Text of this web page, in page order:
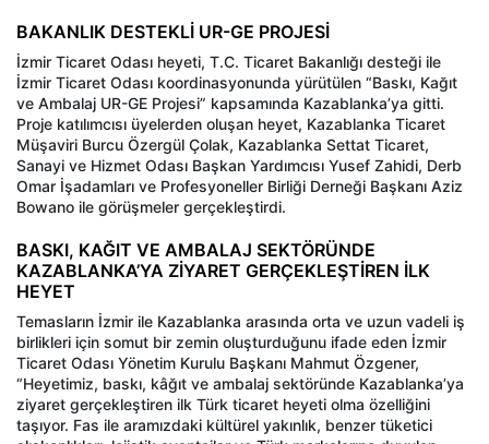
BAKANLIK DESTEKLİ UR-GE PROJESİ
İzmir Ticaret Odası heyeti, T.C. Ticaret Bakanlığı desteği ile
İzmir Ticaret Odası koordinasyonunda yürütülen “Baskı, Kağıt
ve Ambalaj UR-GE Projesi” kapsamında Kazablanka’ya gitti.
Proje katılımcısı üyelerden oluşan heyet, Kazablanka Ticaret
Müşaviri Burcu Özergül Çolak, Kazablanka Settat Ticaret,
Sanayi ve Hizmet Odası Başkan Yardımcısı Yusef Zahidi, Derb
Omar İşadamları ve Profesyoneller Birliği Derneği Başkanı Aziz
Bowano ile görüşmeler gerçekleştirdi.
BASKI, KAĞIT VE AMBALAJ SEKTÖRÜNDE
KAZABLANKA’YA ZİYARET GERÇEKLEŞTİREN İLK
HEYET
Temasların İzmir ile Kazablanka arasında orta ve uzun vadeli iş
birlikleri için somut bir zemin oluşturduğunu ifade eden İzmir
Ticaret Odası Yönetim Kurulu Başkanı Mahmut Özgener,
“Heyetimiz, baskı, kâğıt ve ambalaj sektöründe Kazablanka’ya
ziyaret gerçekleştiren ilk Türk ticaret heyeti olma özelliğini
taşıyor. Fas ile aramızdaki kültürel yakınlık, benzer tüketici